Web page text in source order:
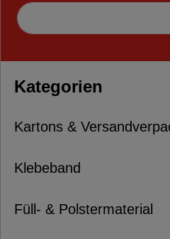
Kategorien
Kartons &
Klebeband
Füll- & Polstermaterial